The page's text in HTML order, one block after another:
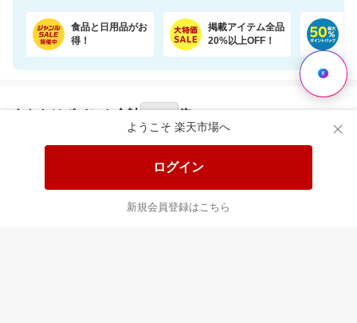
ようこそ 楽天市場へ
ログイン
新規会員登録はこちら
食品と日用品がお
得！
掲載アイテム全品
20%以上OFF！
あなたはポイント 合計 倍